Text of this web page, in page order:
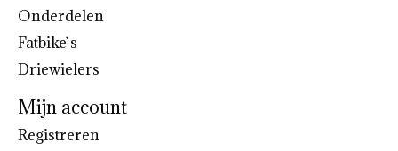
Onderdelen
Fatbike`s
Driewielers
Mijn account
Registreren